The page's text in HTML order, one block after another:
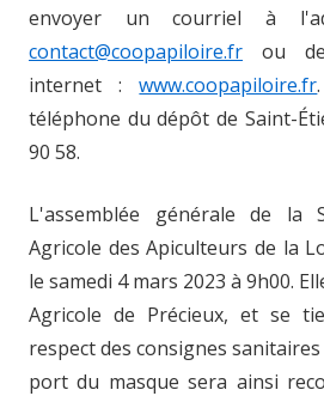
envoyer un courriel à
contact@coopapiloire.fr ou
internet :www.coopapiloire.fr
téléphone du dépôt de Saint-
90 58.
L'assemblée générale de la
Agricole des Apiculteurs de la
le samedi 4 mars 2023 à 9h00.
Agricole de Précieux, et se
respect des consignes
port du masque sera ainsi